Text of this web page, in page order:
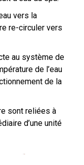
vers la
re-circuler vers
au système de
de l’eau
de la
sont reliées à
d’une unité